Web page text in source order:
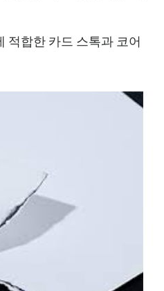
적합한 카드 스톡과 코어